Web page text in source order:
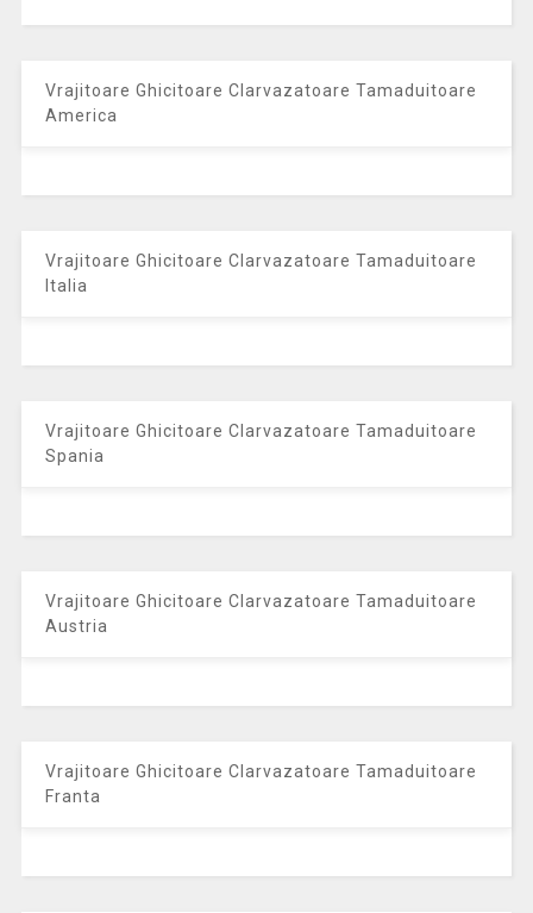
Vrajitoare Ghicitoare Clarvazatoare Tamaduitoare
America
Vrajitoare Ghicitoare Clarvazatoare Tamaduitoare
Italia
Vrajitoare Ghicitoare Clarvazatoare Tamaduitoare
Spania
Vrajitoare Ghicitoare Clarvazatoare Tamaduitoare
Austria
Vrajitoare Ghicitoare Clarvazatoare Tamaduitoare
Franta